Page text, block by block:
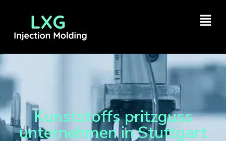
Kunststoffs pritzguss
unternehmen in Stuttgart